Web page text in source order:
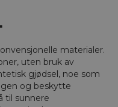
materialer.
uten bruk av
gjødsel, noe som
og beskytte
til sunnere